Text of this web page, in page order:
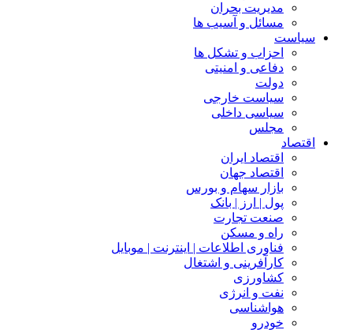
مدیریت بحران
مسائل و آسیب ها
سیاست
احزاب و تشکل ها
دفاعی و امنیتی
دولت
سیاست خارجی
سیاسی داخلی
مجلس
اقتصاد
اقتصاد ایران
اقتصاد جهان
بازار سهام و بورس
پول | ارز | بانک
صنعت تجارت
راه و مسکن
فناوری اطلاعات | اینترنت | موبایل
کارآفرینی و اشتغال
کشاورزی
نفت و انرژی
هواشناسی
خودرو